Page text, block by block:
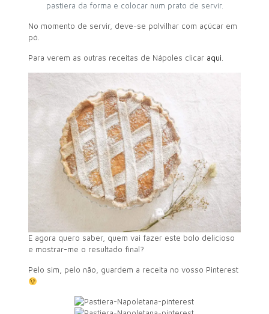
pastiera da forma e colocar num prato de servir.
No momento de servir, deve-se polvilhar com açúcar em
pó.
Para verem as outras receitas de Nápoles clicar aqui.
E agora quero saber, quem vai fazer este bolo delicioso
e mostrar-me o resultado final?
Pelo sim, pelo não, guardem a receita no vosso Pinterest